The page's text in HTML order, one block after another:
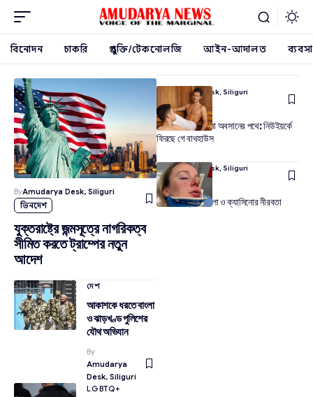
বিনোদন চাকরি প্রযুক্তি/টেকনোলজি আইন-আদালত ব্যবসা
ByAmudarya Desk, Siliguri
ভিনদেশ
যুক্তরাষ্ট্রে জন্মসূত্রে নাগরিকত্ব
সীমিত করতে ট্রাম্পের নতুন
আদেশ
দেশ
আকাশকে ধরতে বাংলা
ও ঝাড়খণ্ড পুলিশের
যৌথ অভিযান
By
Amudarya
Desk, Siliguri
LGBTQ+
Amudarya Desk, Siliguri
lgbtq+
৪০ বছরের নিষেধাজ্ঞা অবসানের পথে: নিউইয়র্কে
ফিরছে গে বাথহাউস
Amudarya Desk, Siliguri
lgbtq+
সমকামবিদ্বেষী হামলা ও ক্যাসিনোর নীরবতা